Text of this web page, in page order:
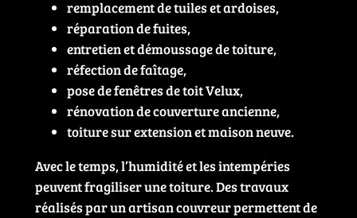
remplacement de tuiles et ardoises,
réparation de fuites,
entretien et démoussage de toiture,
réfection de faîtage,
pose de fenêtres de toit Velux,
rénovation de couverture ancienne,
toiture sur extension et maison neuve.
Avec le temps, l’humidité et les intempéries
peuvent fragiliser une toiture. Des travaux
réalisés par un artisan couvreur permettent de